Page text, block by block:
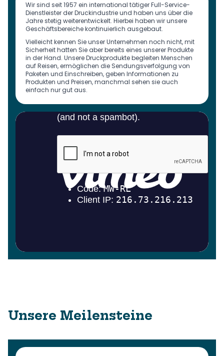
Wir sind seit 1957 ein international tätiger Full-Service-
Dienstleister der Druckindustrie und haben uns über die
Jahre stetig weiterentwickelt. Hierbei haben wir unsere
Geschäftsbereiche kontinuierlich ausgebaut.
Vielleicht kennen Sie unser Unternehmen noch nicht, mit
Sicherheit hatten Sie aber bereits eines unserer Produkte
in der Hand. Unsere Druckprodukte begleiten Menschen
auf Reisen, ermöglichen die Sendungsverfolgung von
Paketen und Einschreiben, geben Informationen zu
Produkten und Preisen, manchmal sehen sie auch
einfach nur gut aus.
Unsere Meilensteine